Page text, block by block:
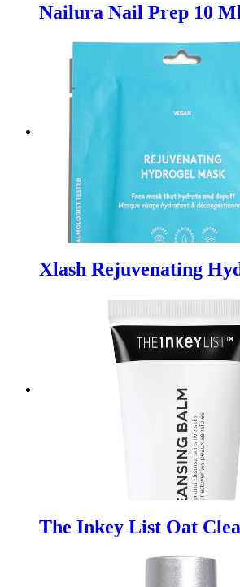
Nailura Nail Prep 10 Ml
Xlash Rejuvenating
The Inkey List Oat